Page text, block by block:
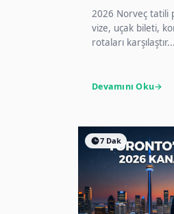
2026 Norveç tatili
vize, uçak bileti,
rotaları karşılaştır...
Devamını Oku
7 Dak